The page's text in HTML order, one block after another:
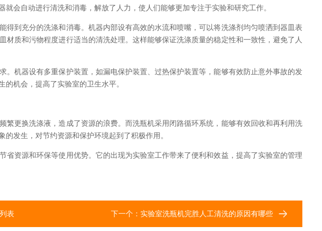
会自动进行清洗和消毒，解放了人力，使人们能够更加专注于实验和研究工作。
到充分的洗涤和消毒。机器内部设有高效的水流和喷嘴，可以将洗涤剂均匀喷洒到器皿表
质和污物程度进行适当的清洗处理。这样能够保证洗涤质量的稳定性和一致性，避免了人
机器设有多重保护装置，如漏电保护装置、过热保护装置等，能够有效防止意外事故的发
机会，提高了实验室的卫生水平。
更换洗涤液，造成了资源的浪费。而洗瓶机采用闭路循环系统，能够有效回收和再利用洗
发生，对节约资源和保护环境起到了积极作用。
资源和环保等使用优势。它的出现为实验室工作带来了便利和效益，提高了实验室的管理
表 下一个： 实验室洗瓶机完胜人工清洗的原因有哪些